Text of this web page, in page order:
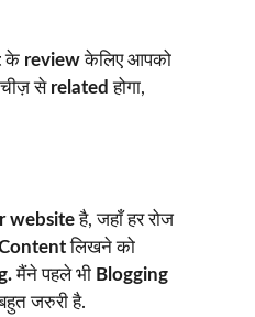
के reviewकेलिए आपको
से related होगा,
websiteहै, जहाँ हर रोज
लिखने को
मैंने पहले भी Blogging
जरुरी है.